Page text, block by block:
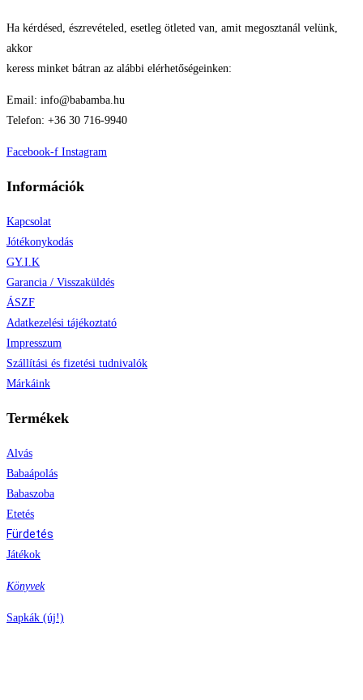
Ha kérdésed, észrevételed, esetleg ötleted van, amit megosztanál velünk,
akkor
keress minket bátran az alábbi elérhetőségeinken:
Email: info@babamba.hu
Telefon: +36 30 716-9940
Facebook-f Instagram
Információk
Kapcsolat
Jótékonykodás
GY.I.K
Garancia / Visszaküldés
ÁSZF
Adatkezelési tájékoztató
Impresszum
Szállítási és fizetési tudnivalók
Márkáink
Termékek
Alvás
Babaápolás
Babaszoba
Etetés
Fürdetés
Játékok
Könyvek
Sapkák (új!)